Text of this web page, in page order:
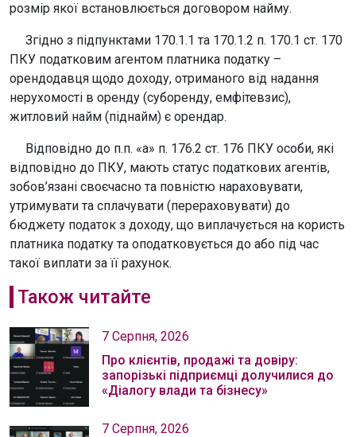
розмір якої встановлюється договором найму.
Згідно з підпунктами 170.1.1 та 170.1.2 п. 170.1 ст. 170
ПКУ податковим агентом платника податку –
орендодавця щодо доходу, отриманого від надання
нерухомості в оренду (суборенду, емфітевзис),
житловий найм (піднайм) є орендар.
Відповідно до п.п. «а» п. 176.2 ст. 176 ПКУ особи, які
відповідно до ПКУ, мають статус податкових агентів,
зобов’язані своєчасно та повністю нараховувати,
утримувати та сплачувати (перераховувати) до
бюджету податок з доходу, що виплачується на користь
платника податку та оподатковується до або під час
такої виплати за її рахунок.
Також читайте
7 Серпня, 2026
Про клієнтів, продажі та довіру:
запорізькі підприємці долучилися до
«Діалогу влади та бізнесу»
7 Серпня, 2026